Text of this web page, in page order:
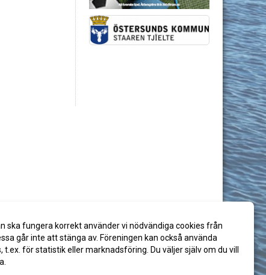
ska fungera korrekt använder vi nödvändiga cookies från
går inte att stänga av. Föreningen kan också använda
t.ex. för statistik eller marknadsföring. Du väljer själv om du vill